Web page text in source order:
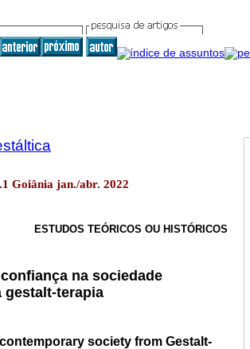
Goiânia jan./abr. 2022
ESTUDOS TEÓRICOS OU HISTÓRICOS
na sociedade
gestalt-terapia
society from Gestalt-